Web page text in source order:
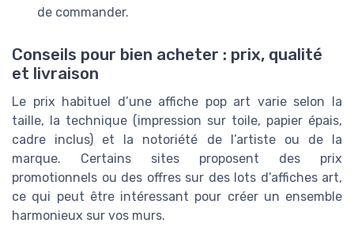
de commander.
Conseils pour bien acheter : prix, qualité
et livraison
Le prix habituel d’une affiche pop art varie selon la
taille, la technique (impression sur toile, papier épais,
cadre inclus) et la notoriété de l’artiste ou de la
marque. Certains sites proposent des prix
promotionnels ou des offres sur des lots d’affiches art,
ce qui peut être intéressant pour créer un ensemble
harmonieux sur vos murs.